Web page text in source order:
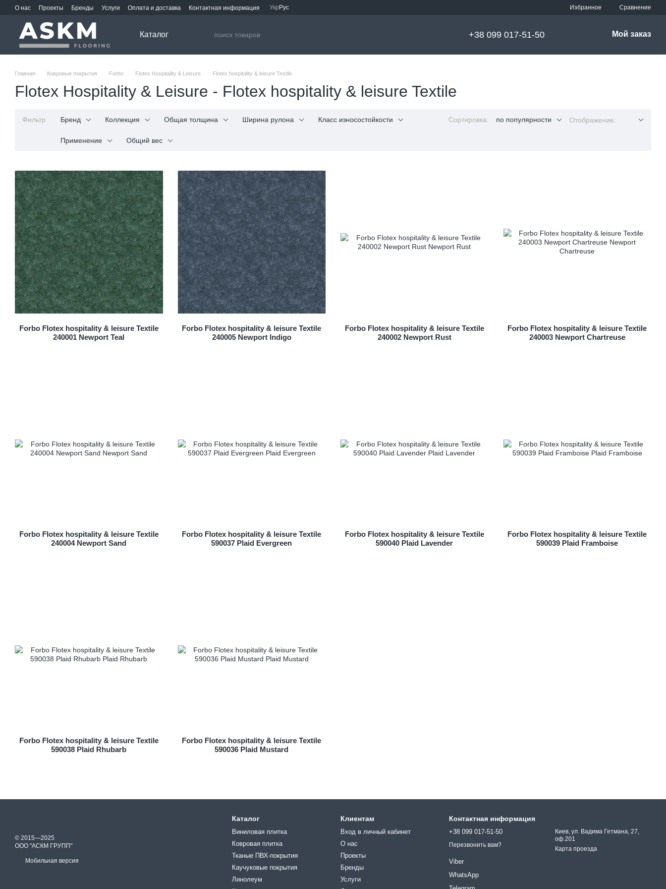
Перейти к основному контенту
О нас Проекты Бренды Услуги Оплата и доставка Контактная информация Укр Рус Избранное Сравнение
Каталог +38 099 017-51-50 Мой заказ
Главная Ковровые покрытия Forbo Flotex Hospitality & Leisure Flotex hospitality & leisure Textile
Flotex Hospitality & Leisure - Flotex hospitality & leisure Textile
Фильтр Бренд Коллекция Общая толщина Ширина рулона Класс износостойкости
Применение Общий вес
Сортировка: по популярности Отображение:
Forbo Flotex hospitality & leisure Textile
240001 Newport Teal
Forbo Flotex hospitality & leisure Textile
240005 Newport Indigo
Forbo Flotex hospitality & leisure Textile
240002 Newport Rust
Forbo Flotex hospitality & leisure Textile
240003 Newport Chartreuse
Forbo Flotex hospitality & leisure Textile
240004 Newport Sand
Forbo Flotex hospitality & leisure Textile
590037 Plaid Evergreen
Forbo Flotex hospitality & leisure Textile
590040 Plaid Lavender
Forbo Flotex hospitality & leisure Textile
590039 Plaid Framboise
Forbo Flotex hospitality & leisure Textile
590038 Plaid Rhubarb
Forbo Flotex hospitality & leisure Textile
590036 Plaid Mustard
© 2015—2025
ООО "АСКМ ГРУПП"
Мобильная версия
Каталог
Виниловая плитка
Ковровая плитка
Тканые ПВХ-покрытия
Каучуковые покрытия
Линолеум
Клиентам
Вход в личный кабинет
О нас
Проекты
Бренды
Услуги
Контактная информация
+38 099 017-51-50
Перезвонить вам?
Viber
WhatsApp
Киев, ул. Вадима Гетмана, 27,
оф.201
Карта проезда